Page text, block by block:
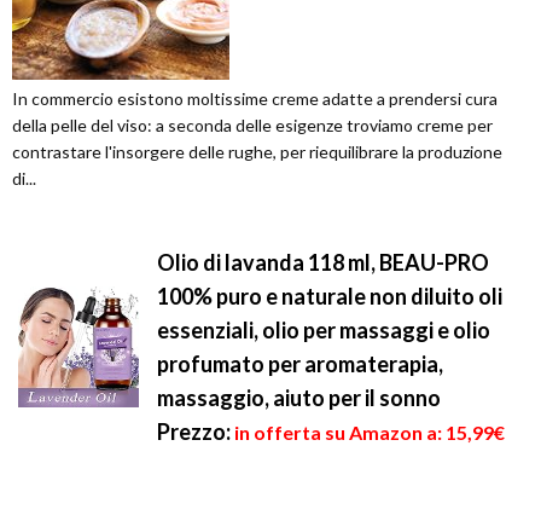
In commercio esistono moltissime creme adatte a prendersi cura
della pelle del viso: a seconda delle esigenze troviamo creme per
contrastare l'insorgere delle rughe, per riequilibrare la produzione
di...
Olio di lavanda 118 ml, BEAU-PRO
100% puro e naturale non diluito oli
essenziali, olio per massaggi e olio
profumato per aromaterapia,
massaggio, aiuto per il sonno
Prezzo: in offerta su Amazon a: 15,99€